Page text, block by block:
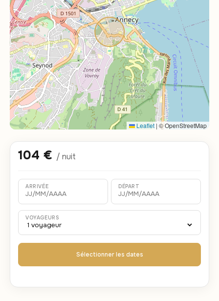
Leaflet | © OpenStreetMap
104 € / nuit
ARRIVÉE DÉPART
VOYAGEURS
Sélectionner les dates